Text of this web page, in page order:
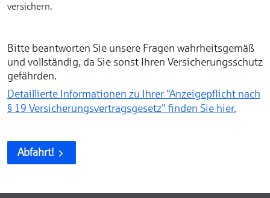
versichern.
Bitte beantworten Sie unsere Fragen wahrheitsgemäß
und vollständig, da Sie sonst Ihren Versicherungsschutz
gefährden.
Detaillierte Informationen zu Ihrer "Anzeigepflicht nach
§ 19 Versicherungs­vertragsgesetz" finden Sie hier.
Abfahrt!